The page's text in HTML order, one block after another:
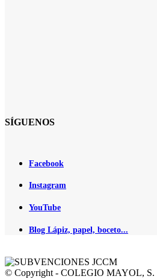
SÍGUENOS
Facebook
Instagram
YouTube
Blog Lápiz, papel, boceto...
© Copyright - COLEGIO MAYOL, S.